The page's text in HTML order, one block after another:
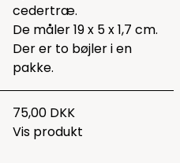
cedertræ.
De måler 19 x 5 x 1,7 cm.
Der er to bøjler i en
pakke.
75,00 DKK
Vis produkt